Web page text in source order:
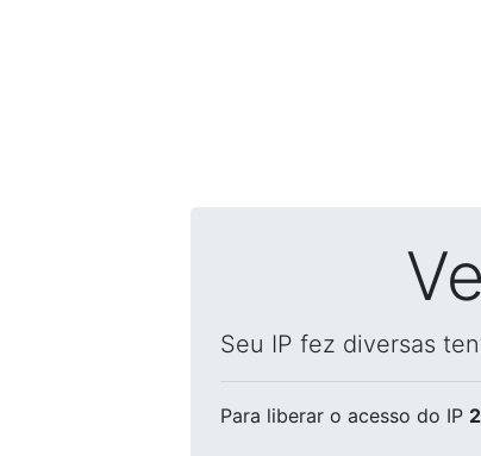
Seu IP fez diversas
Para liberar o acesso do IP